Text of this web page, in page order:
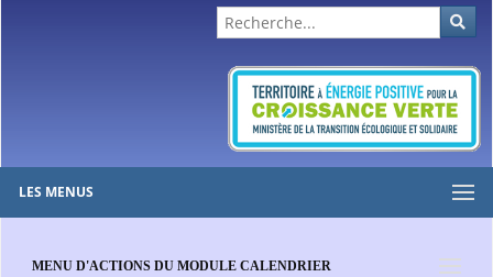
LES MENUS
MENU D'ACTIONS DU MODULE CALENDRIER